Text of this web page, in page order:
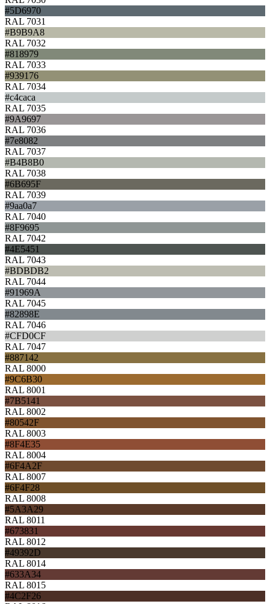
#5D6970
RAL 7031
#B9B9A8
RAL 7032
#818979
RAL 7033
#939176
RAL 7034
#c4caca
RAL 7035
#9A9697
RAL 7036
#7e8082
RAL 7037
#B4B8B0
RAL 7038
#6B695F
RAL 7039
#9aa0a7
RAL 7040
#8F9695
RAL 7042
#4E5451
RAL 7043
#BDBDB2
RAL 7044
#91969A
RAL 7045
#82898E
RAL 7046
#CFD0CF
RAL 7047
#887142
RAL 8000
#9C6B30
RAL 8001
#7B5141
RAL 8002
#80542F
RAL 8003
#8F4E35
RAL 8004
#6F4A2F
RAL 8007
#6F4F28
RAL 8008
#5A3A29
RAL 8011
#673831
RAL 8012
#49392D
RAL 8014
#633A34
RAL 8015
#4C2F26